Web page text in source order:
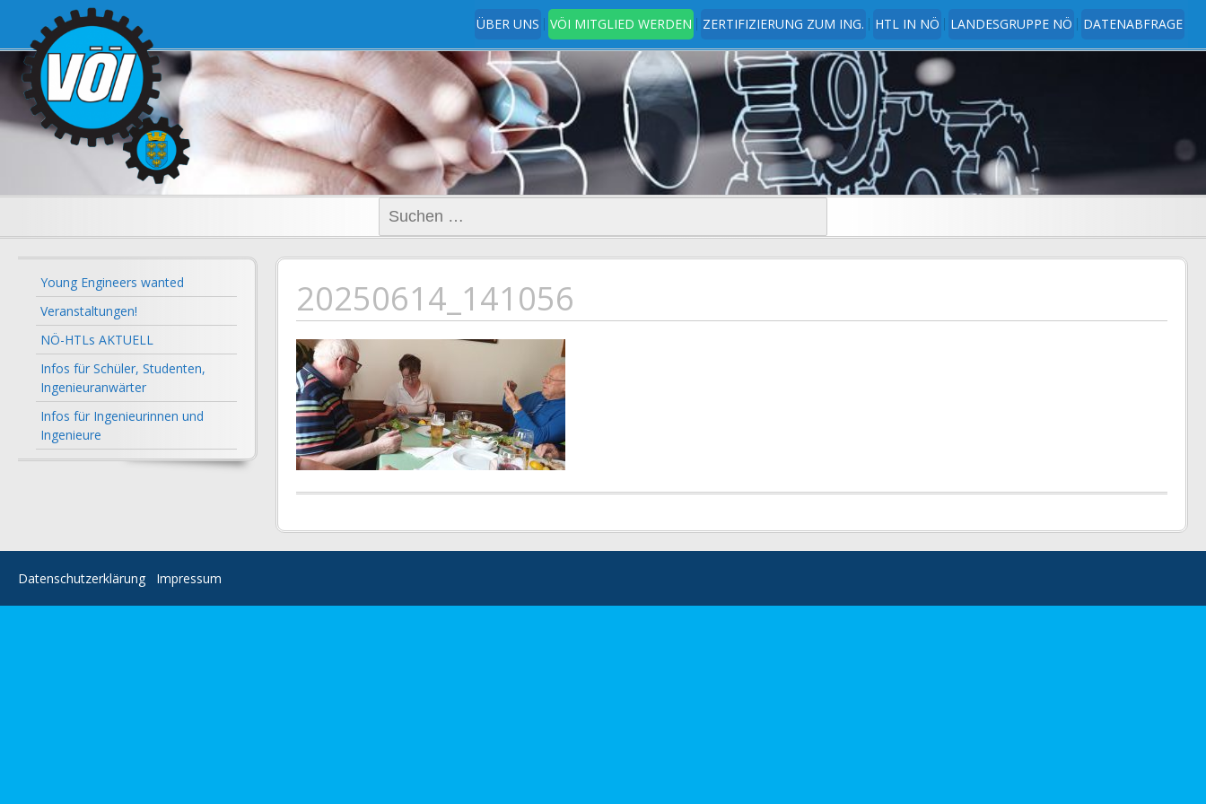
ÜBER UNS VÖI MITGLIED WERDEN ZERTIFIZIERUNG ZUM ING. HTL IN NÖ LANDESGRUPPE NÖ DATENABFRAGE
voi-noe.at www.ingenieurverein.at
Suchen
nach:
20250614_141056
Young Engineers wanted
Veranstaltungen!
NÖ-HTLs AKTUELL
Infos für Schüler, Studenten,
Ingenieuranwärter
Infos für Ingenieurinnen und
Ingenieure
Datenschutzerklärung Impressum